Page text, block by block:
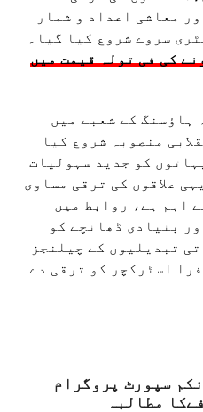
معاشی اعداد و شمار
سروے شروع کیا گیا۔
کی فی تولہ قیمت میں
ہاؤسنگ کے شعبے میں
منصوبہ شروع کیا
2 ہزار دیہاتوں کو جدید سہولیات
علاقوں کی ترقی مساوی
اہم ہے، روابط میں
بنیادی ڈھانچے کو
تبدیلیوں کے چیلنجز
اسٹرکچر کو ترقی دے
سپورٹ پروگرام